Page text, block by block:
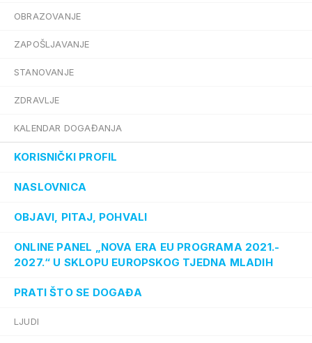
OBRAZOVANJE
ZAPOŠLJAVANJE
STANOVANJE
ZDRAVLJE
KALENDAR DOGAĐANJA
KORISNIČKI PROFIL
NASLOVNICA
OBJAVI, PITAJ, POHVALI
ONLINE PANEL „NOVA ERA EU PROGRAMA 2021.-
2027.“ U SKLOPU EUROPSKOG TJEDNA MLADIH
PRATI ŠTO SE DOGAĐA
LJUDI